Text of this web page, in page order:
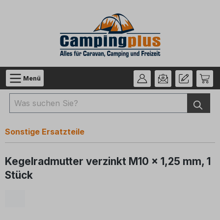
Zum Hauptinhalt springen
Menü
Sonstige Ersatzteile
Kegelradmutter verzinkt M10 x 1,25 mm, 1
Stück